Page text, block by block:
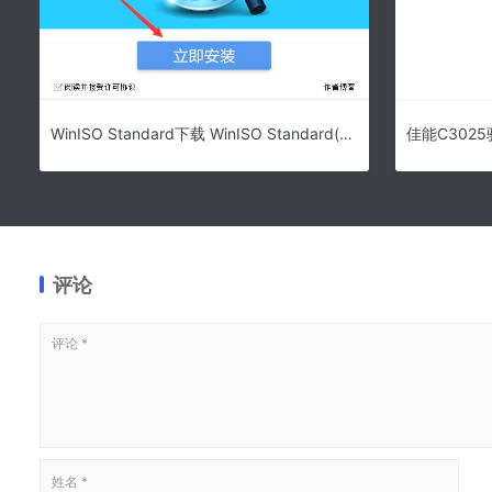
WinISO Standard下载 WinISO Standard(镜像格式转换) 标准版 v6.4.1.6137 中文安装版
评论